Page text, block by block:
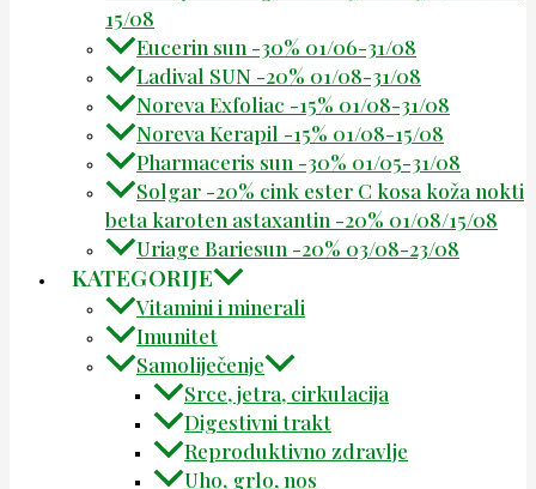
15/08
Eucerin sun -30% 01/06-31/08
Ladival SUN -20% 01/08-31/08
Noreva Exfoliac -15% 01/08-31/08
Noreva Kerapil -15% 01/08-15/08
Pharmaceris sun -30% 01/05-31/08
Solgar -20% cink ester C kosa koža nokti
beta karoten astaxantin -20% 01/08/15/08
Uriage Bariesun -20% 03/08-23/08
KATEGORIJE
Vitamini i minerali
Imunitet
Samoliječenje
Srce, jetra, cirkulacija
Digestivni trakt
Reproduktivno zdravlje
Uho, grlo, nos